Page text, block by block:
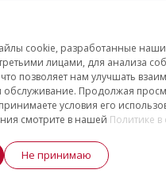
звонок
на рассылку
Все права защищены
cookie, разработанные
лицами, для анализа
позволяет нам улучшать
обслуживание. Продолжая
условия его
смотрите в нашей Политике
Не принимаю